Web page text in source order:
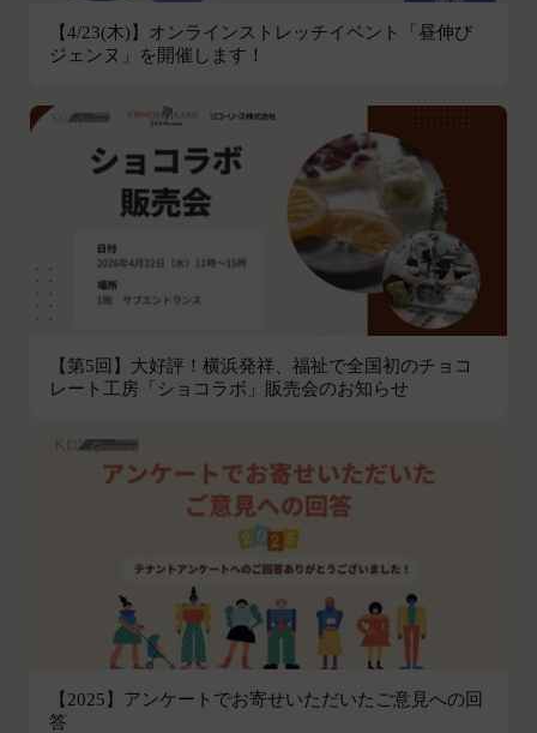
【4/23(木)】オンラインストレッチイベント「昼伸び
ジェンヌ」を開催します！
【第5回】大好評！横浜発祥、福祉で全国初のチョコ
レート工房「ショコラボ」販売会のお知らせ
【2025】アンケートでお寄せいただいたご意見への回
答
ことがあります。
に提供した情報および当社のサービスを提供してい
る第三者サービス提供者を通じて提供した情報を、
当社は取得・保管することがあります。お客様のサ
ービスご利用状況、他の利用者との交流に関する情
報も取得することがあります。
外部サービスとの連携により取得する情報
外部サービスでお客様が利用するIDおよびその他
外部サービスのプライバシー設定によりお客様が提
携先に開示を認めた情報を取得することがありま
す。
当社は、お客様からご提供いただいたお客様情報
を、当社各サービスの利用規約において定める利用
目的の範囲内で利用します。
Cookie（クッキー）について
当社は、お客様にとってより使いやすく、より価値
ある情報を提供するためにCookie(以下「クッキ
ー」といいます。これに類似の技術を含みます。)
を使用することがあります。
クッキーは、ウェブサイトを利用されたときにご利
用のパソコンや携帯端末に一時的にデータを保存さ
いいます。
「アカウント」
各会員が保有する、本サービスの利用に関する権利
の総体をいいます。
「パスワード」
登録情報と組み合わせて、会員とその他の者とを識
別するために用いられる符号をいいます。
「提携パートナー」
当社との間で締結する契約に基づき、本サービスと
提携するサービス（以下「提携サービス」といいま
す。
第2条（総則・適用範囲）
に関し適用され、登録手続き完了後の本サービスの
提供条件及び当社と会員との権利義務関係を定める
当社が、当社ウェブサイト上に本サービスに関する
個別規定や追加規定を掲載する場合、又は第11条
に定める方法により本サービスに関するルール等を
発信する場合、それらは本規約の一部を構成するも
のとし、個別規定、追加規定又はルール等が本規約
と抵触する場合には、当該個別規定、追加規定又は